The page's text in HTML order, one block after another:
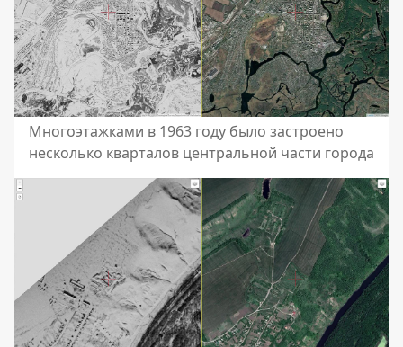
Многоэтажками в 1963 году было застроено
несколько кварталов центральной части города